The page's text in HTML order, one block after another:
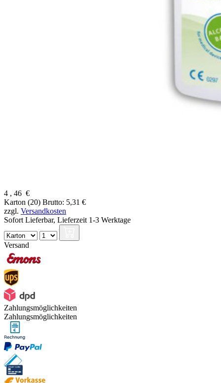
4 , 46 €
Karton (20) Brutto: 5,31 €
zzgl. Versandkosten
Sofort Lieferbar, Lieferzeit 1-3 Werktage
Versand
Zahlungsmöglichkeiten
Zahlungsmöglichkeiten